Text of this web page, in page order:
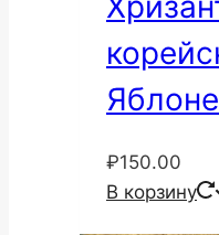
₽150.00
В корзину